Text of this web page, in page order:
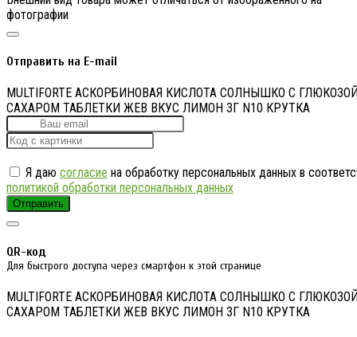
фотографии
Отправить на E-mail
MULTIFORTE АСКОРБИНОВАЯ КИСЛОТА СОЛНЫШКО С
САХАРОМ ТАБЛЕТКИ ЖЕВ ВКУС ЛИМОН 3Г N10 КРУТКА
Я даю согласие на обработку персональных данных в
политикой обработки персональных данных
Отправить
QR-код
Для быстрого доступа через смартфон к этой странице
MULTIFORTE АСКОРБИНОВАЯ КИСЛОТА СОЛНЫШКО С
САХАРОМ ТАБЛЕТКИ ЖЕВ ВКУС ЛИМОН 3Г N10 КРУТКА